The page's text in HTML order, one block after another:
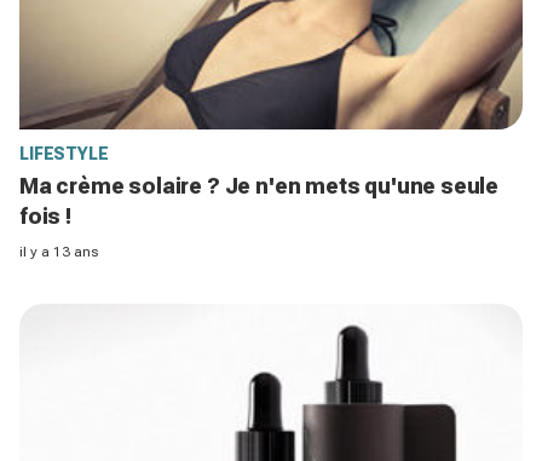
LIFESTYLE
Ma crème solaire ? Je n'en mets qu'une seule
fois !
il y a 13 ans